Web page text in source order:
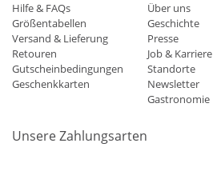
Hilfe & FAQs
Größentabellen
Versand & Lieferung
Retouren
Gutscheinbedingungen
Geschenkkarten
Über uns
Geschichte
Presse
Job & Karriere
Standorte
Newsletter
Gastronomie
Unsere Zahlungsarten